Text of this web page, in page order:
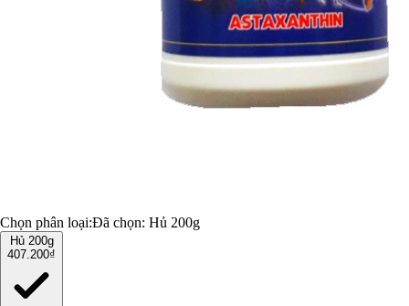
Chọn phân loại:Đã chọn: Hủ 200g
Hủ 200g
407.200₫